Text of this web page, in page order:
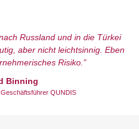
Russland und in die Türkei
aber nicht leichtsinnig. Eben
Risiko.”
Binning
QUNDIS